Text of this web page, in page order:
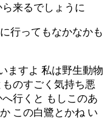
来るでしょうに
行ってもなかなかも
ますよ 私は野生動物
のすごく気持ち悪
行くと もしこのあ
この白鷺とかね い